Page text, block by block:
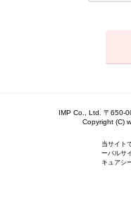
IMP Co., Ltd. 〒650-
Copyright (C)
当サイト
ーバルサ
キュアシ